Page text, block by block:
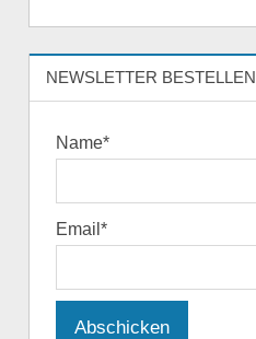
NEWSLETTER BESTELLEN
Name*
Email*